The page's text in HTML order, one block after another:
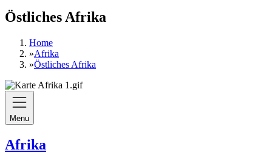
Östliches Afrika
Home
»Afrika
»Östliches Afrika
Menu
Afrika